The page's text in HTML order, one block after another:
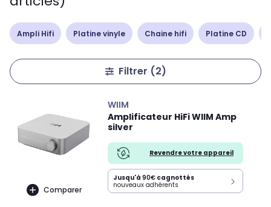
Ampli Hifi Platine vinyle Chaine hifi Platine CD
Filtrer (2)
Comparer
WIIM
Amplificateur HiFi WIIM Amp
silver
Revendre votre appareil
Jusqu'à 90€ cagnottés
nouveaux adhérents